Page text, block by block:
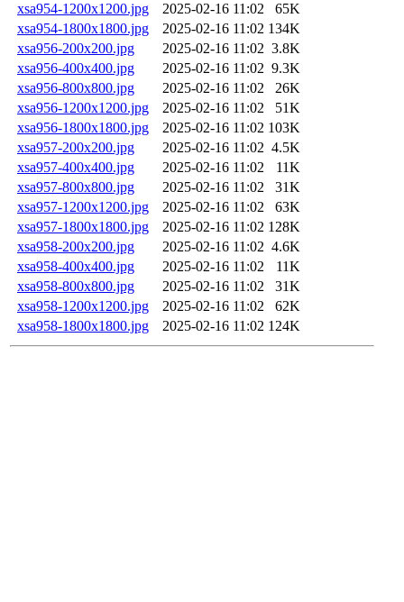
xsa954-1200x1200.jpg
2025-02-16 11:02
65K
xsa954-1800x1800.jpg
2025-02-16 11:02 134K
xsa956-200x200.jpg
2025-02-16 11:02 3.8K
xsa956-400x400.jpg
2025-02-16 11:02 9.3K
xsa956-800x800.jpg
2025-02-16 11:02
26K
xsa956-1200x1200.jpg
2025-02-16 11:02
51K
xsa956-1800x1800.jpg
2025-02-16 11:02 103K
xsa957-200x200.jpg
2025-02-16 11:02 4.5K
xsa957-400x400.jpg
2025-02-16 11:02
11K
xsa957-800x800.jpg
2025-02-16 11:02
31K
xsa957-1200x1200.jpg
2025-02-16 11:02
63K
xsa957-1800x1800.jpg
2025-02-16 11:02 128K
xsa958-200x200.jpg
2025-02-16 11:02 4.6K
xsa958-400x400.jpg
2025-02-16 11:02
11K
xsa958-800x800.jpg
2025-02-16 11:02
31K
xsa958-1200x1200.jpg
2025-02-16 11:02
62K
xsa958-1800x1800.jpg
2025-02-16 11:02 124K